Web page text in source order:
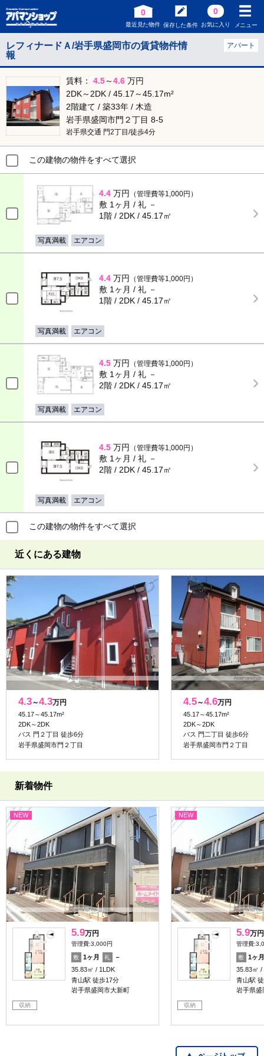
0
最近見た物件 保存した条件
0
お気に入り メニュー
レフィナードＡ/岩手県盛岡市の賃貸物件情
報
アパート
賃料： 4.5～4.6 万円
2DK～2DK / 45.17～45.17m²
2階建て / 築33年 / 木造
岩手県盛岡市門２丁目 8-5
岩手県交通 門2丁目/徒歩4分
この建物の物件をすべて選択
4.4 万円 （管理費等1,000円）
敷 1ヶ月 / 礼 －
1階 / 2DK / 45.17㎡
写真満載 エアコン
4.4 万円 （管理費等1,000円）
敷 1ヶ月 / 礼 －
1階 / 2DK / 45.17㎡
写真満載 エアコン
4.5 万円 （管理費等1,000円）
敷 1ヶ月 / 礼 －
2階 / 2DK / 45.17㎡
写真満載 エアコン
4.5 万円 （管理費等1,000円）
敷 1ヶ月 / 礼 －
2階 / 2DK / 45.17㎡
写真満載 エアコン
この建物の物件をすべて選択
近くにある建物
4.3～4.3万円
45.17～45.17m²
2DK～2DK
バス 門２丁目 徒歩6分
岩手県盛岡市門２丁目
4.5～4.6万円
45.17～45.17m²
2DK～2DK
バス 門二丁目 徒歩6分
岩手県盛岡市門２丁目
新着物件
NEW
5.9万円
管理費:3,000円
敷 1ヶ月 礼
－
35.83㎡
1LDK
青山駅 徒歩17分
岩手県盛岡市大新町
収納
NEW
5.9万円
管理費
敷
1ヶ月
35.83㎡
青山駅
岩手県盛
収納